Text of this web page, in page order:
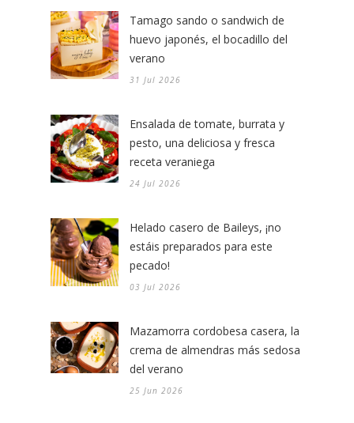
Tamago sando o sandwich de
huevo japonés, el bocadillo del
verano
31 Jul 2026
Ensalada de tomate, burrata y
pesto, una deliciosa y fresca
receta veraniega
24 Jul 2026
Helado casero de Baileys, ¡no
estáis preparados para este
pecado!
03 Jul 2026
Mazamorra cordobesa casera, la
crema de almendras más sedosa
del verano
25 Jun 2026